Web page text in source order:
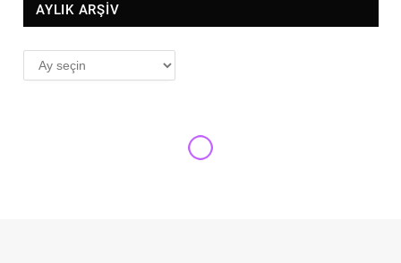
AYLIK ARŞİV
AYLIK
ARŞİV